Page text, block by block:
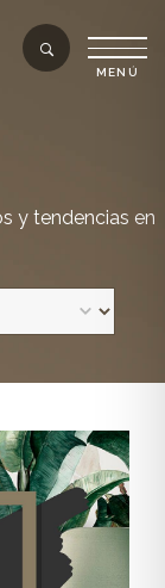
y tendencias en